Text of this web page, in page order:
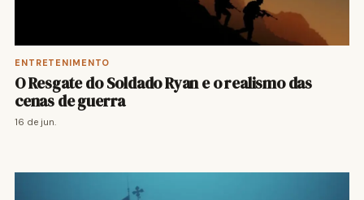
ENTRETENIMENTO
O Resgate do Soldado Ryan e o realismo das
cenas de guerra
16 de jun.